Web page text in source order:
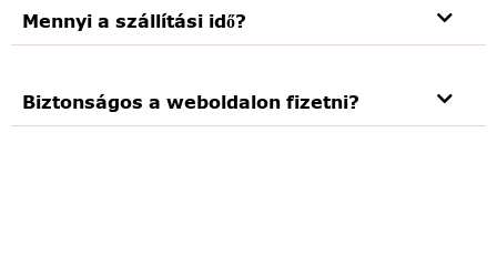
Mennyi a szállítási idő?
Biztonságos a weboldalon fizetni?